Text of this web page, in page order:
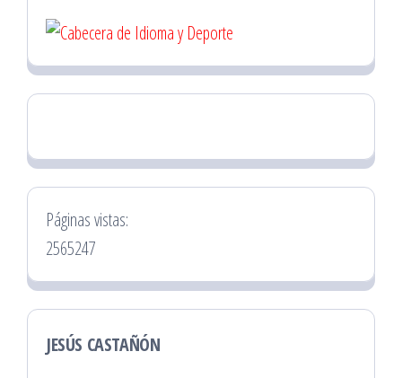
Páginas vistas:
2565247
JESÚS CASTAÑÓN